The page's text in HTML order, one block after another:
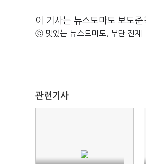
이 기사는 뉴스토마토 보도
ⓒ 맛있는 뉴스토마토, 무단 전재
관련기사